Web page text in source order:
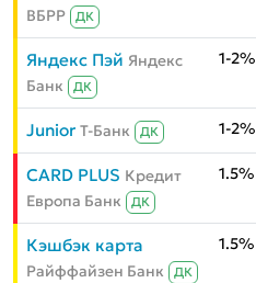
ВБРР ДК
Яндекс Пэй Яндекс
Банк
ДК
1-2%
Junior Т-Банк ДК 1-2%
CARD PLUS Кредит
Европа Банк
ДК
1.5%
Кэшбэк карта
Райффайзен Банк ДК
1.5%